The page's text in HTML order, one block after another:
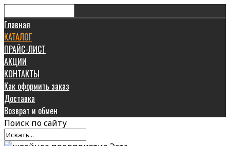
Главная
КАТАЛОГ
ПРАЙС-ЛИСТ
АКЦИИ
КОНТАКТЫ
Как оформить заказ
Доставка
Возврат и обмен
Поиск по сайту